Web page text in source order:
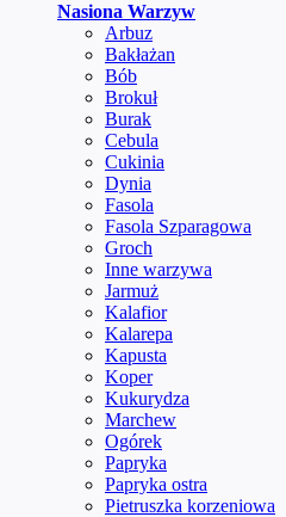
Nasiona Warzyw
Arbuz
Bakłażan
Bób
Brokuł
Burak
Cebula
Cukinia
Dynia
Fasola
Fasola Szparagowa
Groch
Inne warzywa
Jarmuż
Kalafior
Kalarepa
Kapusta
Koper
Kukurydza
Marchew
Ogórek
Papryka
Papryka ostra
Pietruszka korzeniowa